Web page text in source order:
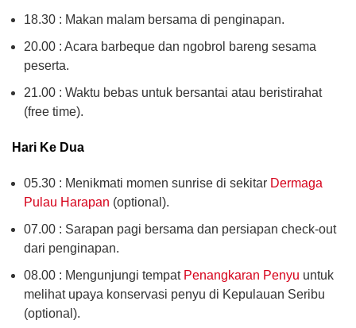
18.30 : Makan malam bersama di penginapan.
20.00 : Acara barbeque dan ngobrol bareng sesama
peserta.
21.00 : Waktu bebas untuk bersantai atau beristirahat
(free time).
Hari Ke Dua
05.30 : Menikmati momen sunrise di sekitar Dermaga
Pulau Harapan (optional).
07.00 : Sarapan pagi bersama dan persiapan check-out
dari penginapan.
08.00 : Mengunjungi tempat Penangkaran Penyu untuk
melihat upaya konservasi penyu di Kepulauan Seribu
(optional).